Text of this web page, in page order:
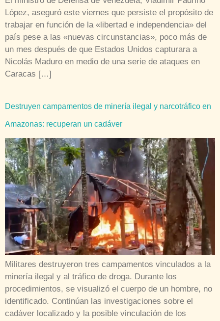
López, aseguró este viernes que persiste el propósito de
trabajar en función de la «libertad e independencia» del
país pese a las «nuevas circunstancias», poco más de
un mes después de que Estados Unidos capturara a
Nicolás Maduro en medio de una serie de ataques en
Caracas […]
Destruyen campamentos de minería ilegal y narcotráfico en
Amazonas: recuperan un cadáver
Militares destruyeron tres campamentos vinculados a la
minería ilegal y al tráfico de droga. Durante los
procedimientos, se visualizó el cuerpo de un hombre, no
identificado. Continúan las investigaciones sobre el
cadáver localizado y la posible vinculación de los